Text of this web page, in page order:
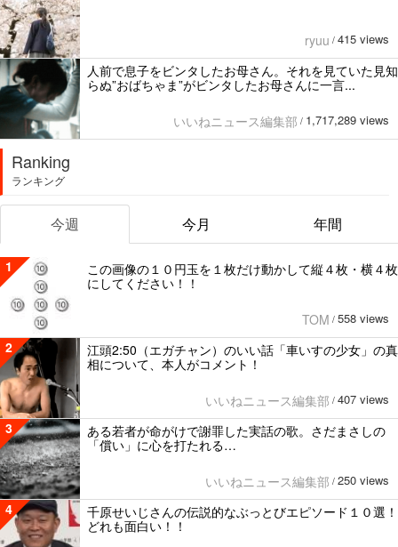
ryuu / 415 views
人前で息子をビンタしたお母さん。それを見ていた見知
らぬ”おばちゃま”がビンタしたお母さんに一言...
いいねニュース編集部 / 1,717,289 views
Ranking
ランキング
今週 今月 年間
1
この画像の１０円玉を１枚だけ動かして縦４枚・横４枚
にしてください！！
TOM / 558 views
2
江頭2:50（エガチャン）のいい話「車いすの少女」の真
相について、本人がコメント！
いいねニュース編集部 / 407 views
3
ある若者が命がけで謝罪した実話の歌。さだまさしの
「償い」に心を打たれる…
いいねニュース編集部 / 250 views
4
千原せいじさんの伝説的なぶっとびエピソード１０選！
どれも面白い！！